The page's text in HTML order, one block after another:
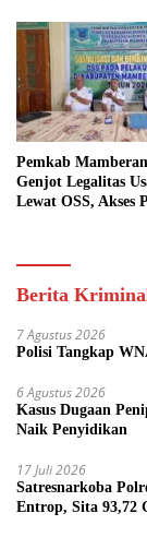
Pemkab
Genjot Legalitas
Lewat OSS, Akses
Berita
7 Agustus 2026
Polisi Tangkap
6 Agustus 2026
Kasus Dugaan
Naik Penyidikan
17 Juli 2026
Satresnarkoba
Entrop, Sita 93,72